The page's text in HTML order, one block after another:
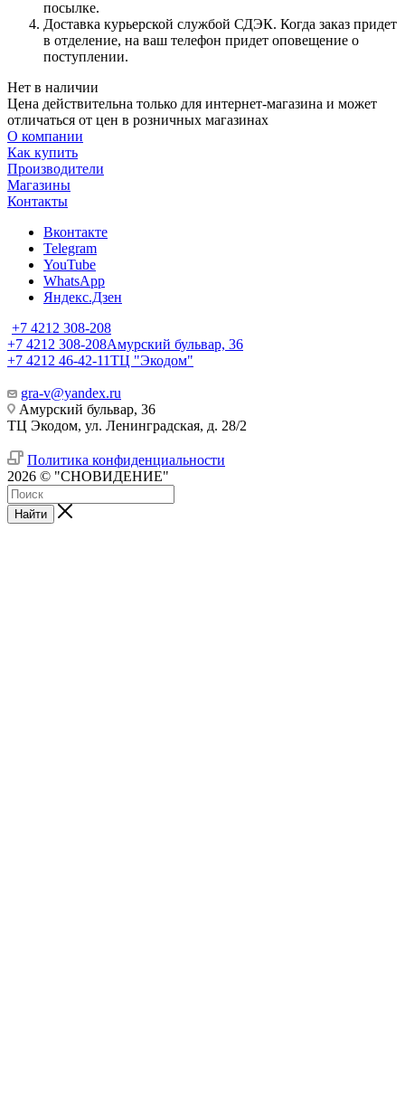
посылке.
Доставка курьерской службой СДЭК. Когда заказ придет
в отделение, на ваш телефон придет оповещение о
поступлении.
Нет в наличии
Цена действительна только для интернет-магазина и может
отличаться от цен в розничных магазинах
О компании
Как купить
Производители
Магазины
Контакты
Вконтакте
Telegram
YouTube
WhatsApp
Яндекс.Дзен
+7 4212 308-208
+7 4212 308-208Амурский бульвар, 36
+7 4212 46-42-11ТЦ "Экодом"
gra-v@yandex.ru
Амурский бульвар, 36
ТЦ Экодом, ул. Ленинградская, д. 28/2
Политика конфиденциальности
2026 © "СНОВИДЕНИЕ"
Найти